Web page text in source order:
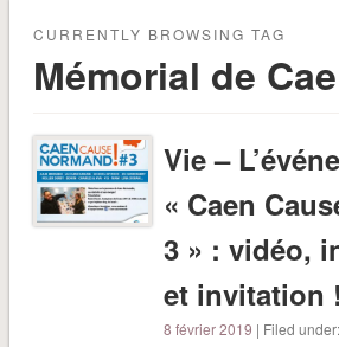
CURRENTLY BROWSING TAG
Mémorial de
Vie –
« Caen
3 » : vidéo,
et invitation !
8 février 2019 | Filed under: